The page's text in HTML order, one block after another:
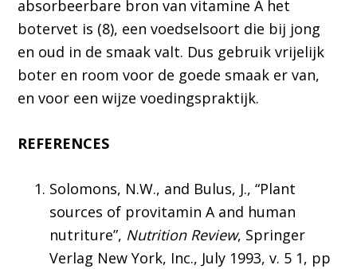
absorbeerbare bron van vitamine A het
botervet is (8), een voedselsoort die bij jong
en oud in de smaak valt. Dus gebruik vrijelijk
boter en room voor de goede smaak er van,
en voor een wijze voedingspraktijk.
REFERENCES
Solomons, N.W., and Bulus, J., “Plant
sources of provitamin A and human
nutriture”, Nutrition Review, Springer
Verlag New York, Inc., July 1993, v. 5 1, pp